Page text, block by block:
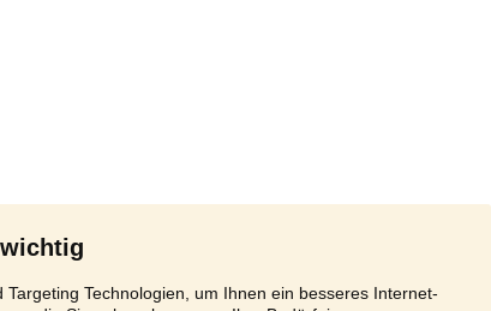
Technologien, um Ihnen ein besseres Internet-